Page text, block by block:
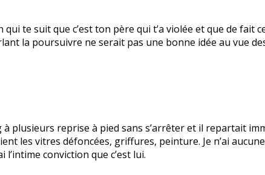
te suit que c’est ton père qui t’a violée et que de fait
la poursuivre ne serait pas une bonne idée au vue
plusieurs reprise à pied sans s’arrêter et il repartait
les vitres défoncées, griffures, peinture. Je n’ai
conviction que c’est lui.